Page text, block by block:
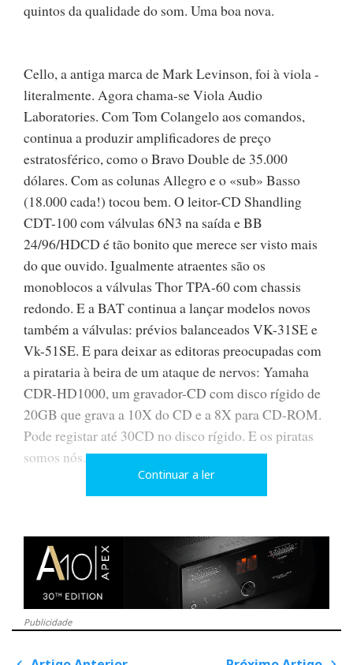
quintos da qualidade do som. Uma boa nova.
Cello, a antiga marca de Mark Levinson, foi à viola -
literalmente. Agora chama-se Viola Audio
Laboratories. Com Tom Colangelo aos comandos,
continua a produzir amplificadores de preço
estratosférico, como o Bravo Double de 35.000
dólares. Com as colunas Allegro e o «sub» Basso
(18.000 cada!) tocou bem. O leitor-CD Shandling
CDT-100 com válvulas 6N3 na saída e BB
24/96/HDCD é tão bonito que merece ser visto mais
do que ouvido. Igualmente atraentes são os
monoblocos a válvulas Thor TPA-60 com chassis
redondo. E a BAT continua a lançar modelos novos
também a válvulas: prévios balanceados VK-31SE e
Vk-51SE. E para deixar as editoras preocupadas com
a pirataria à beira de um ataque de nervos: Yamaha
CDR-HD1000, um gravador-CD com disco rígido de
20GB que grava a 10X do CD e a 8X para CD-ROM.
Pode registar até 30CD no disco rígido. E os piratas
somos nós...
Continuar a ler
Like it? Share it.
F
a
c
T
w
i
G
o
n
P
i
Publicidade